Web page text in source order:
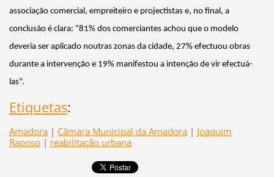
associação comercial, empreiteiro e projectistas e, no final, a
conclusão é clara: “81% dos comerciantes achou que o modelo
deveria ser aplicado noutras zonas da cidade, 27% efectuou obras
durante a intervenção e 19% manifestou a intenção de vir efectuá-
las”.
Etiquetas:
Amadora | Câmara Municipal da Amadora | Joaquim
Raposo | reabilitação urbana